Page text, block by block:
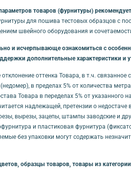
товаров (фурнитуры)
для пошива тестовых образцов с
швейного оборудования и
и исчерпывающе ознакомиться с
дополнительные характеристики и
отклонение оттенка Товара, в т.ч.
в пределах 5% от количества
Товара в переделах 5% от указанного
надлежащей, претензии о
вырезы, зацепы, штампы заводские и
и пластиковая фурнитура
без упаковки могут содержать
образцы товаров, товары из